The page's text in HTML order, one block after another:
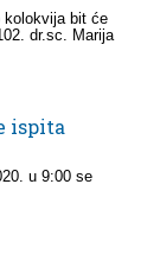
kolokvija bit će
dr.sc. Marija
ispita
u 9:00 se